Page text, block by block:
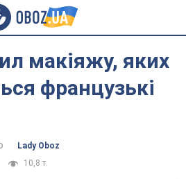
макіяжу, яких
французькі
Lady Oboz
10,8 т.